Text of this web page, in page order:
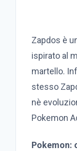
Zapdos è
ispirato al
martello.
stesso
nè
Pokemon
Pokemon: